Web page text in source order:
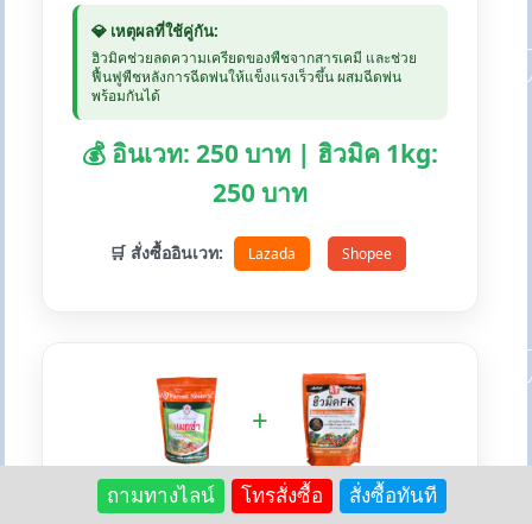
💎 เหตุผลที่ใช้คู่กัน:
ฮิวมิคช่วยลดความเครียดของพืชจากสารเคมี และช่วย
ฟื้นฟูพืชหลังการฉีดพ่นให้แข็งแรงเร็วขึ้น ผสมฉีดพ่น
พร้อมกันได้
💰 อินเวท: 250 บาท | ฮิวมิค 1kg:
250 บาท
🛒 สั่งซื้ออินเวท: Lazada Shopee
+
💚 แม็กซ่า + ฮิวมิคFK - สร้างภูมิต้านทาน
ถามทางไลน์ โทรสั่งซื้อ สั่งซื้อทันที